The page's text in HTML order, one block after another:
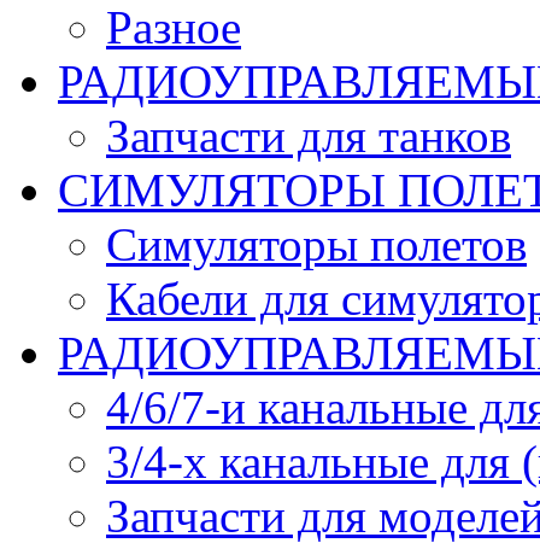
Разное
Запчасти для танков
СИМУЛЯТОРЫ
Симуляторы полетов
Кабели для
4/6/7-и канальные
3/4-х канальные
Запчасти для